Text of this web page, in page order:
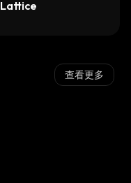
Lattice
查看更多